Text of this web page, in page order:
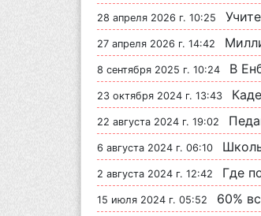
28 апреля 2026 г. 10:25
27 апреля 2026 г. 14:42
8 сентября 2025 г. 10:24 В
23 октября 2024 г. 13:43 Кадет
22 августа 2024 г. 19:02
6 августа 2024 г. 06:10
2 августа 2024 г. 12:42 Где
15 июля 2024 г. 05:52 60%